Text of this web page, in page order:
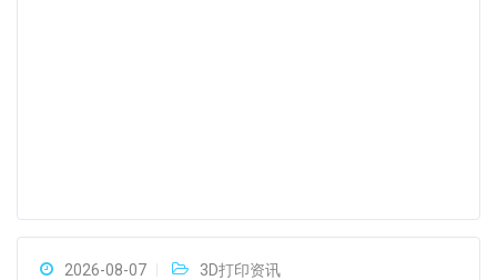
2026-08-07 3D打印资讯